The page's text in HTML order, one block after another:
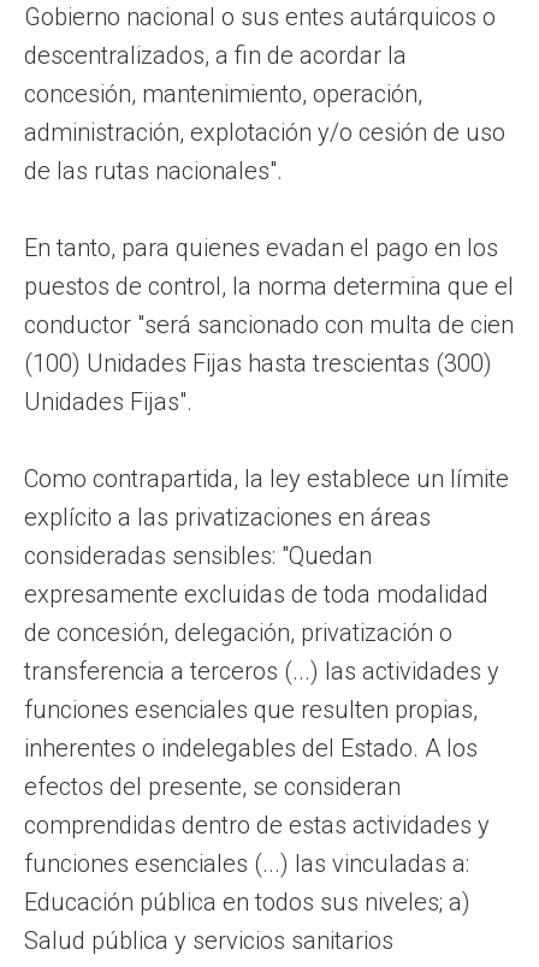
Gobierno nacional o sus entes autárquicos o
descentralizados, a fin de acordar la
concesión, mantenimiento, operación,
administración, explotación y/o cesión de uso
de las rutas nacionales".
En tanto, para quienes evadan el pago en los
puestos de control, la norma determina que el
conductor "será sancionado con multa de cien
(100) Unidades Fijas hasta trescientas (300)
Unidades Fijas".
Como contrapartida, la ley establece un límite
explícito a las privatizaciones en áreas
consideradas sensibles: "Quedan
expresamente excluidas de toda modalidad
de concesión, delegación, privatización o
transferencia a terceros (...) las actividades y
funciones esenciales que resulten propias,
inherentes o indelegables del Estado. A los
efectos del presente, se consideran
comprendidas dentro de estas actividades y
funciones esenciales (...) las vinculadas a:
Educación pública en todos sus niveles; a)
Salud pública y servicios sanitarios